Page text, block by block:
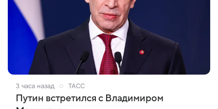
3 часа назад ТАСС
Путин встретился с Владимиром